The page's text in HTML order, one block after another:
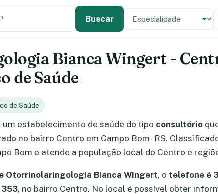
Buscar Especialidade
Tipo de unidade
Bianca Wingert -
de Saúde
de Saúde
um estabelecimento de saúde do tipo consultório
no bairro Centro em Campo Bom - RS.
Bom e atende a população local do Centro e
Otorrinolaringologia Bianca Wingert, o telefone é
353, no bairro Centro. No local é possível obter